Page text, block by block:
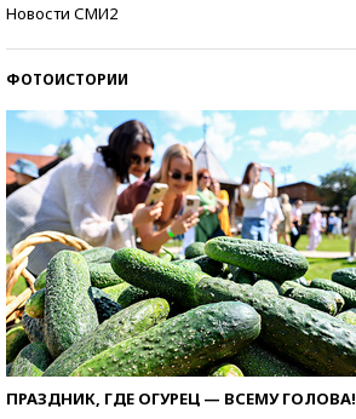
Новости СМИ2
ФОТОИСТОРИИ
ПРАЗДНИК, ГДЕ ОГУРЕЦ — ВСЕМУ ГОЛОВА!